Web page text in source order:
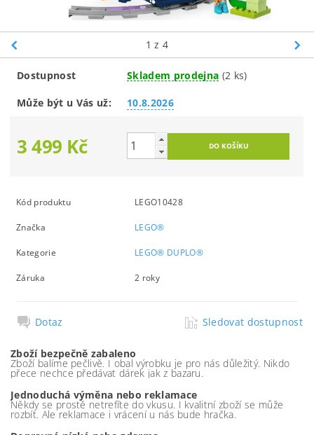
1 z 4
Dostupnost Skladem prodejna (2 ks)
Může být u Vás už: 10.8.2026
3 499 Kč
Kód produktu LEGO10428
Značka LEGO®
Kategorie LEGO® DUPLO®
Záruka 2 roky
Dotaz Sledovat dostupnost
Zboží bezpečně zabaleno
Zboží balíme pečlivě. I obal výrobku je pro nás důležitý. Nikdo
přece nechce předávat dárek jak z bazaru.
Jednoduchá výměna nebo reklamace
Někdy se prostě netrefíte do vkusu. I kvalitní zboží se může
rozbít. Ale reklamace i vrácení u nás bude hračka.